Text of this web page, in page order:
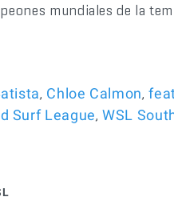
mundiales de la
, Chloe Calmon,
Surf League,WSL